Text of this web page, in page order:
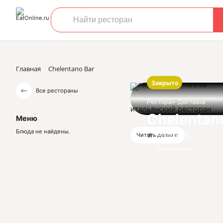
Главная Chelentano Bar
Все рестораны
Меню
Блюда не найдены.
Закрыто
Ресторан-Доставка
Нет оценок
итальянский ресторан
Читать дальше